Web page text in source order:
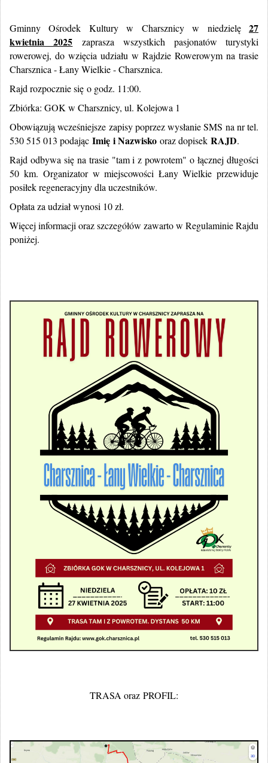
Gminny Ośrodek Kultury w Charsznicy w niedzielę 27
kwietnia 2025
zaprasza wszystkich pasjonatów turystyki
rowerowej, do wzięcia udziału w Rajdzie Rowerowym na trasie
Charsznica - Łany Wielkie - Charsznica.
Rajd rozpocznie się o godz. 11:00.
Zbiórka: GOK w Charsznicy, ul. Kolejowa 1
Obowiązują wcześniejsze zapisy poprzez wysłanie SMS na nr tel.
530 515 013 podając Imię i Nazwisko oraz dopisek RAJD.
Rajd odbywa się na trasie "tam i z powrotem" o łącznej długości
50 km. Organizator w miejscowości Łany Wielkie przewiduje
posiłek regeneracyjny dla uczestników.
Opłata za udział wynosi 10 zł.
Więcej informacji oraz szczegółów zawarto w Regulaminie Rajdu
poniżej.
TRASA oraz PROFIL: